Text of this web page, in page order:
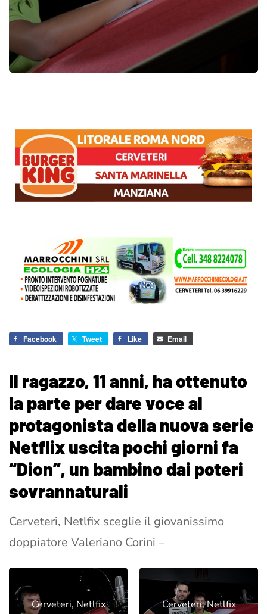
Facebook Tweet Like Email
Il ragazzo, 11 anni, ha ottenuto
la parte per dare voce al
protagonista della nuova serie
Netflix uscita pochi giorni fa
“Dion”, un bambino dai poteri
sovrannaturali
Cerveteri, Netlfix sceglie il giovanissimo
doppiatore Valeriano Corini –
Cerveteri, Netlfix
Cerveteri, Netlfix